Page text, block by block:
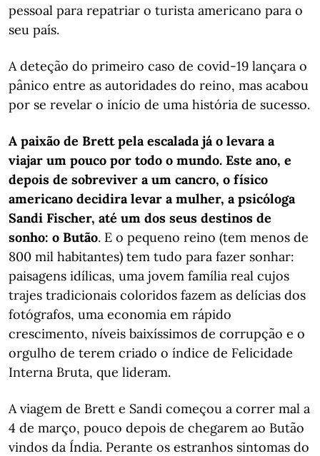
pessoal para repatriar o turista americano para o
seu país.
A deteção do primeiro caso de covid-19 lançara o
pânico entre as autoridades do reino, mas acabou
por se revelar o início de uma história de sucesso.
A paixão de Brett pela escalada já o levara a
viajar um pouco por todo o mundo. Este ano, e
depois de sobreviver a um cancro, o físico
americano decidira levar a mulher, a psicóloga
Sandi Fischer, até um dos seus destinos de
sonho: o Butão. E o pequeno reino (tem menos de
800 mil habitantes) tem tudo para fazer sonhar:
paisagens idílicas, uma jovem família real cujos
trajes tradicionais coloridos fazem as delícias dos
fotógrafos, uma economia em rápido
crescimento, níveis baixíssimos de corrupção e o
orgulho de terem criado o índice de Felicidade
Interna Bruta, que lideram.
A viagem de Brett e Sandi começou a correr mal a
4 de março, pouco depois de chegarem ao Butão
vindos da Índia. Perante os estranhos sintomas do